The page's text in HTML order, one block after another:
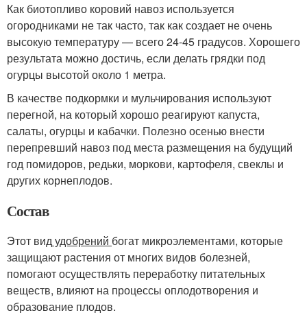
Как биотопливо коровий навоз используется
огородниками не так часто, так как создает не очень
высокую температуру — всего 24-45 градусов. Хорошего
результата можно достичь, если делать грядки под
огурцы высотой около 1 метра.
В качестве подкормки и мульчирования используют
перегной, на который хорошо реагируют капуста,
салаты, огурцы и кабачки. Полезно осенью внести
перепревший навоз под места размещения на будущий
год помидоров, редьки, моркови, картофеля, свеклы и
других корнеплодов.
Состав
Этот видудобрений богат микроэлементами, которые
защищают растения от многих видов болезней,
помогают осуществлять переработку питательных
веществ, влияют на процессы оплодотворения и
образование плодов.